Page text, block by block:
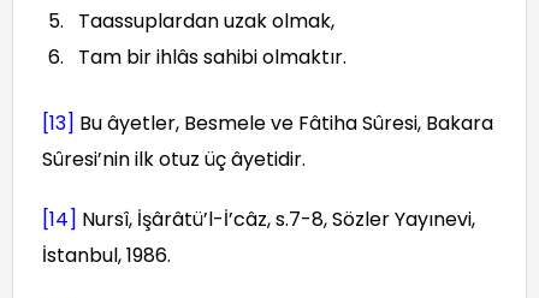
Taassuplardan uzak olmak,
Tam bir ihlâs sahibi olmaktır.
[13] Bu âyetler, Besmele ve Fâtiha Sûresi, Bakara
Sûresi’nin ilk otuz üç âyetidir.
[14] Nursî, İşârâtü’l-İ’câz, s.7-8, Sözler Yayınevi,
İstanbul, 1986.